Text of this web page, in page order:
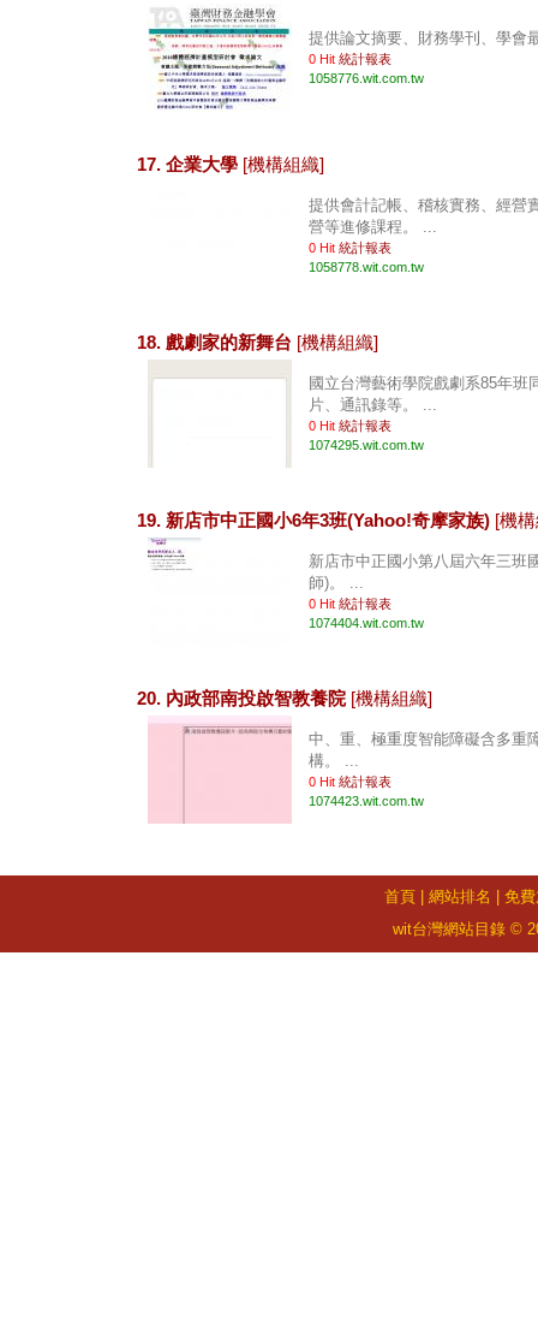
提供論文摘要、財務學刊、學會
0 Hit 統計報表
1058776.wit.com.tw
17. 企業大學 [機構組織]
提供會計記帳、稽核實務、經營
營等進修課程。 ...
0 Hit 統計報表
1058778.wit.com.tw
18. 戲劇家的新舞台 [機構組織]
國立台灣藝術學院戲劇系85年班
片、通訊錄等。 ...
0 Hit 統計報表
1074295.wit.com.tw
19. 新店市中正國小6年3班(Yahoo!奇摩家族) [機
新店市中正國小第八屆六年三班
師)。 ...
0 Hit 統計報表
1074404.wit.com.tw
20. 內政部南投啟智教養院 [機構組織]
中、重、極重度智能障礙含多重
構。 ...
0 Hit 統計報表
1074423.wit.com.tw
首頁| 網站排名
免
wit台灣網站目錄 ©